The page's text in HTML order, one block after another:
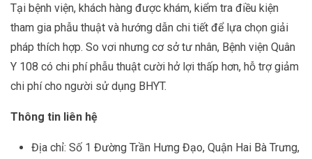
Tại bệnh viện, khách hàng được khám, kiểm tra điều kiện
tham gia phẫu thuật và hướng dẫn chi tiết để lựa chọn giải
pháp thích hợp. So vơi nhưng cơ sở tư nhân, Bệnh viện Quân
Y 108 có chi phí phẫu thuật cười hở lợi thấp hơn, hỗ trợ giảm
chi phí cho người sử dụng BHYT.
Thông tin liên hệ
Địa chỉ: Số 1 Đường Trần Hưng Đạo, Quận Hai Bà Trưng,